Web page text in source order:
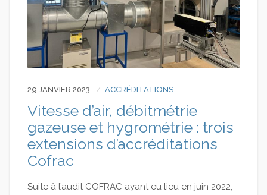
29 JANVIER 2023 ACCRÉDITATIONS
Vitesse d’air, débitmétrie
gazeuse et hygrométrie : trois
extensions d’accréditations
Cofrac
Suite à l’audit COFRAC ayant eu lieu en juin 2022,